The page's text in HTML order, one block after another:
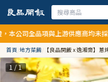
司全品項與上游供應商均未採用
首頁/地方菜餚/ 【良品開飯 x 逸湘齋】蔥
1 / 1